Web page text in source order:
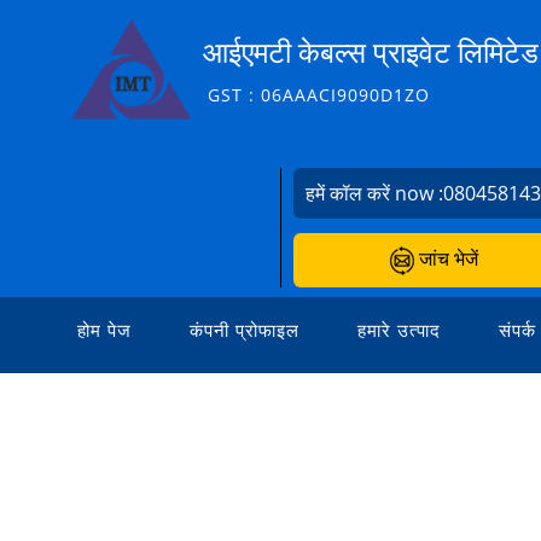
आईएमटी केबल्स प्राइवेट लिमिटेड
GST : 06AAACI9090D1ZO
हमें कॉल करें now :
जांच भेजें
होम पेज कंपनी प्रोफाइल हमारे उत्पाद